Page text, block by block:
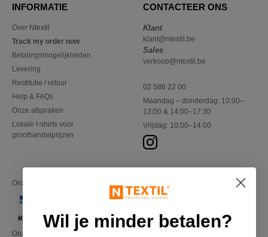
INFORMATIE
Over Ntextil
Track my order now
Betalingsmogelijkheden
Levering
Restitutie / retour
Help & FAQs
Onze afspraken
Lokale t-shirts voor
groothandelprijzen
CONTACTEER ONS
Klant
klant@ntextil.be
Sales
verkoop@ntextil.be
02 586 22 00
Maandag – donderdag: 10:00–
13:00 & 14:00–17:30
Vrijdag: 10:00–14:00
Onze financiële partners
Onze transporteurs
Wil je minder betalen?